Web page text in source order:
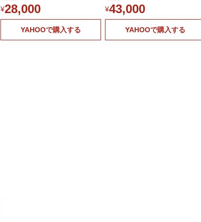
¥28,000
YAHOOで購入する
¥43,000
YAHOOで購入する